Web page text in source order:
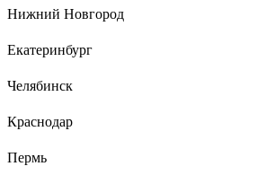
A1021AP-1SS
Светильник сделан качественно. Ткань
Нижний Новгород
Екатеринбург
Челябинск
Краснодар
Пермь